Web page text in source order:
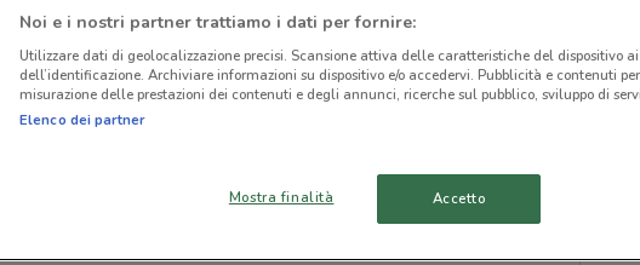
NUOVO -3 GIORNI
Via
Noi e i nostri partner trattiamo i dati per fornire:
Utilizzare dati di geolocalizzazione precisi. Scansione attiva delle caratteristiche del dispositivo
dell’identificazione. Archiviare informazioni su dispositivo e/o accedervi. Pubblicità e contenuti
misurazione delle prestazioni dei contenuti e degli annunci, ricerche sul pubblico, sviluppo di
Elenco dei partner
Mostra finalità Accetto